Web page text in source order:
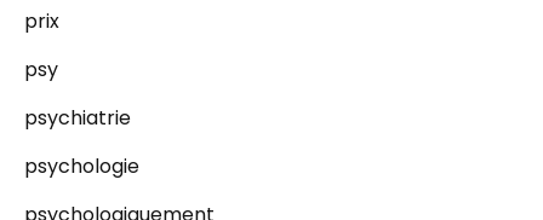
prix
psy
psychiatrie
psychologie